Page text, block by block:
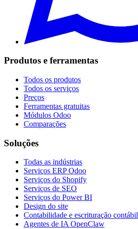
Produtos e ferramentas
Todos os produtos
Todos os serviços
Preços
Ferramentas gratuitas
Módulos Odoo
Comparações
Soluções
Todas as indústrias
Serviços ERP Odoo
Serviços do Shopify
Serviços de SEO
Serviços do Power BI
Design do site
Contabilidade e escrituração contábil
Agentes de IA OpenClaw